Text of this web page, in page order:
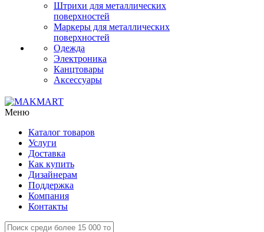
Штрихи для металлических
поверхностей
Маркеры для металлических
поверхностей
Одежда
Электроника
Канцтовары
Аксессуары
Меню
Каталог товаров
Услуги
Доставка
Как купить
Дизайнерам
Поддержка
Компания
Контакты